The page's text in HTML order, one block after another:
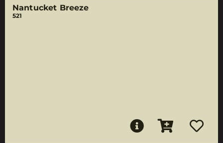
Nantucket Breeze
521